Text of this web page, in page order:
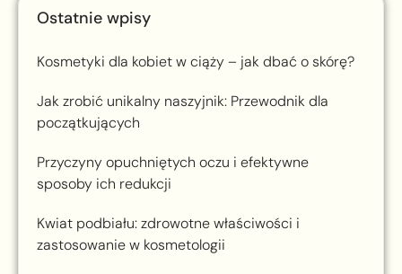
Ostatnie wpisy
Kosmetyki dla kobiet w ciąży – jak dbać o skórę?
Jak zrobić unikalny naszyjnik: Przewodnik dla
początkujących
Przyczyny opuchniętych oczu i efektywne
sposoby ich redukcji
Kwiat podbiału: zdrowotne właściwości i
zastosowanie w kosmetologii